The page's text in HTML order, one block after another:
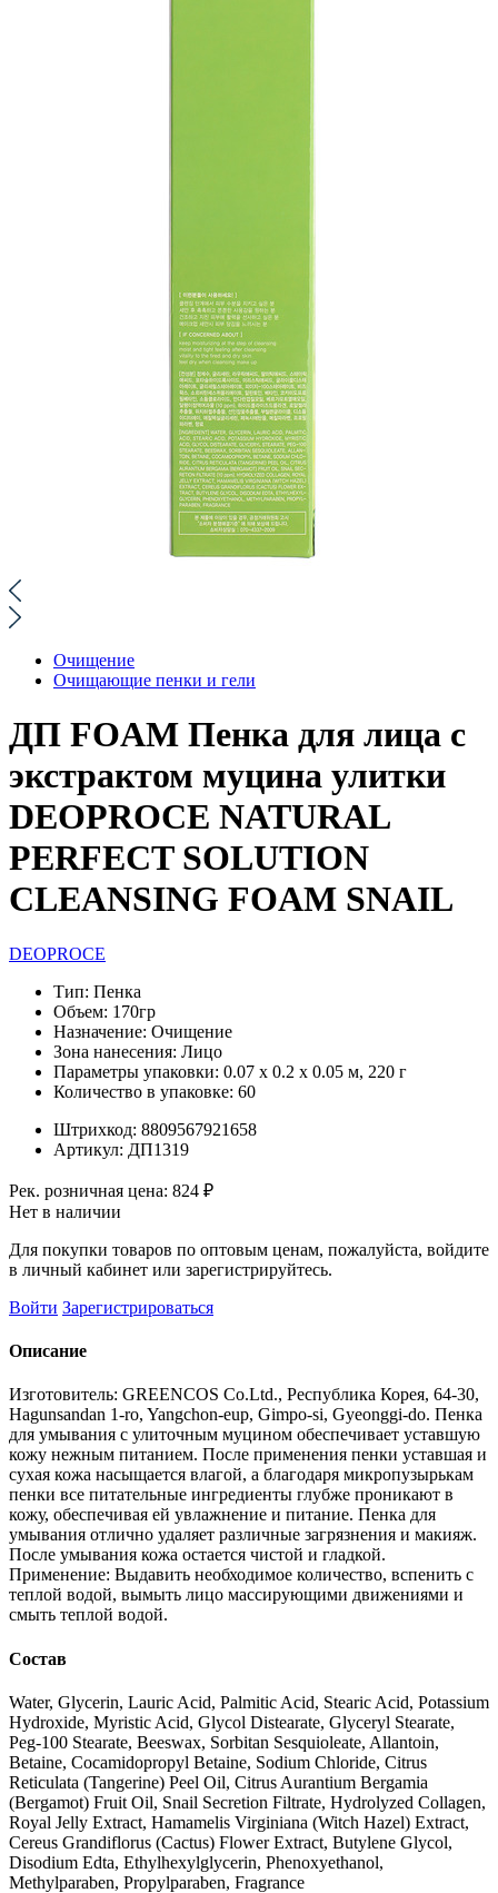
Очищение
Очищающие пенки и гели
ДП FOAM Пенка для лица с
экстрактом муцина улитки
DEOPROCE NATURAL
PERFECT SOLUTION
CLEANSING FOAM SNAIL
DEOPROCE
Тип: Пенка
Объем: 170гр
Назначение: Очищение
Зона нанесения: Лицо
Параметры упаковки: 0.07 x 0.2 x 0.05 м, 220 г
Количество в упаковке: 60
Штрихкод: 8809567921658
Артикул: ДП1319
Рек. розничная цена: 824 ₽
Нет в наличии
Для покупки товаров по оптовым ценам, пожалуйста, войдите
в личный кабинет или зарегистрируйтесь.
Войти Зарегистрироваться
Описание
Изготовитель: GREENCOS Co.Ltd., Республика Корея, 64-30,
Hagunsandan 1-ro, Yangchon-eup, Gimpo-si, Gyeonggi-do. Пенка
для умывания с улиточным муцином обеспечивает уставшую
кожу нежным питанием. После применения пенки уставшая и
сухая кожа насыщается влагой, а благодаря микропузырькам
пенки все питательные ингредиенты глубже проникают в
кожу, обеспечивая ей увлажнение и питание. Пенка для
умывания отлично удаляет различные загрязнения и макияж.
После умывания кожа остается чистой и гладкой.
Применение: Выдавить необходимое количество, вспенить с
теплой водой, вымыть лицо массирующими движениями и
смыть теплой водой.
Состав
Water, Glycerin, Lauric Acid, Palmitic Acid, Stearic Acid, Potassium
Hydroxide, Myristic Acid, Glycol Distearate, Glyceryl Stearate,
Peg-100 Stearate, Beeswax, Sorbitan Sesquioleate, Allantoin,
Betaine, Cocamidopropyl Betaine, Sodium Chloride, Citrus
Reticulata (Tangerine) Peel Oil, Citrus Aurantium Bergamia
(Bergamot) Fruit Oil, Snail Secretion Filtrate, Hydrolyzed Collagen,
Royal Jelly Extract, Hamamelis Virginiana (Witch Hazel) Extract,
Cereus Grandiflorus (Cactus) Flower Extract, Butylene Glycol,
Disodium Edta, Ethylhexylglycerin, Phenoxyethanol,
Methylparaben, Propylparaben, Fragrance